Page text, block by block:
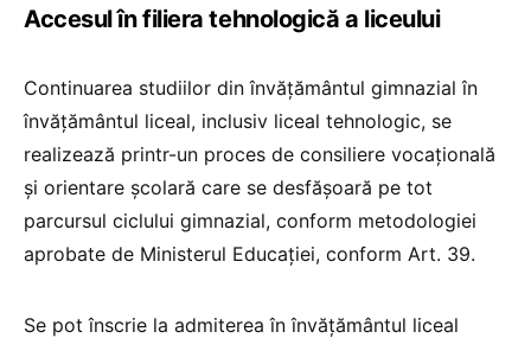
Accesul în filiera tehnologică a liceului
Continuarea studiilor din învățământul gimnazial în
învățământul liceal, inclusiv liceal tehnologic, se
realizează printr-un proces de consiliere vocațională
și orientare școlară care se desfășoară pe tot
parcursul ciclului gimnazial, conform metodologiei
aprobate de Ministerul Educației, conform Art. 39.
Se pot înscrie la admiterea în învățământul liceal